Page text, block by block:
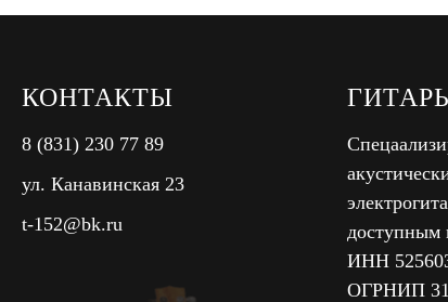
КОНТАКТЫ
8 (831) 230 77 89
ул. Канавинская 23
t-152@bk.ru
доступным
ИНН
ОГРНИП